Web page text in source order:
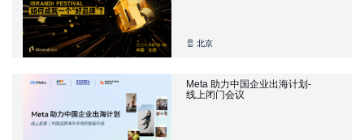
北京
Meta 助力中国企业出海计划-
线上闭门会议